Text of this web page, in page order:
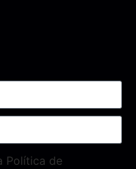
Política de